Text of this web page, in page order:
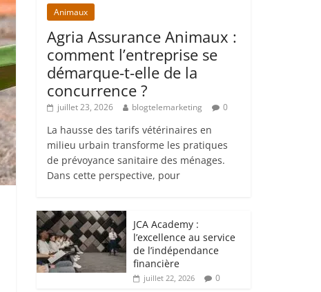
Animaux
Agria Assurance Animaux :
comment l’entreprise se
démarque-t-elle de la
concurrence ?
juillet 23, 2026 blogtelemarketing 0
La hausse des tarifs vétérinaires en
milieu urbain transforme les pratiques
de prévoyance sanitaire des ménages.
Dans cette perspective, pour
JCA Academy :
l’excellence au service
de l’indépendance
financière
juillet 22, 2026 0